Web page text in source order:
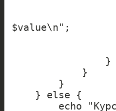
$value\n";